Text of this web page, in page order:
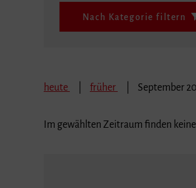
Nach Kategorie filtern
heute früher September
Im gewählten Zeitraum finden